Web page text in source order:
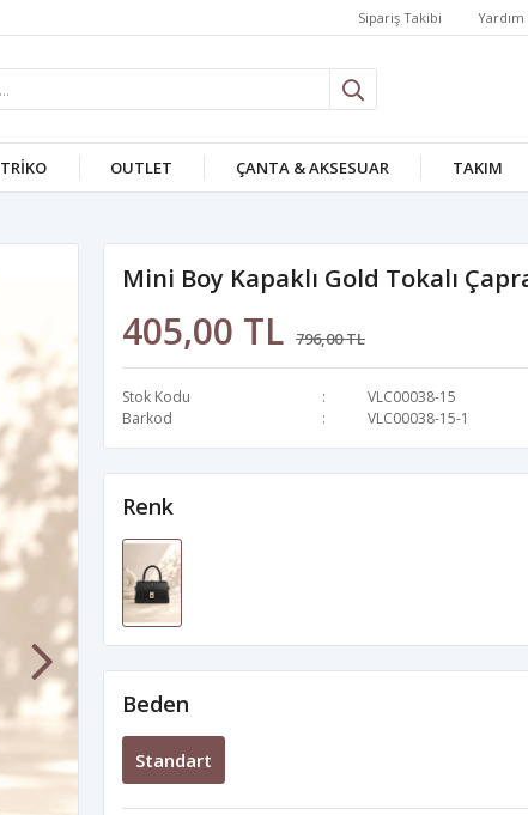
Sipariş Takibi Yardım
TRİKO OUTLET ÇANTA & AKSESUAR TAKIM
Mini Boy Kapaklı Gold Tokalı
405,00 TL 796,00 TL
Stok Kodu
VLC00038-15
Barkod
VLC00038-15-1
Renk
Beden
Standart